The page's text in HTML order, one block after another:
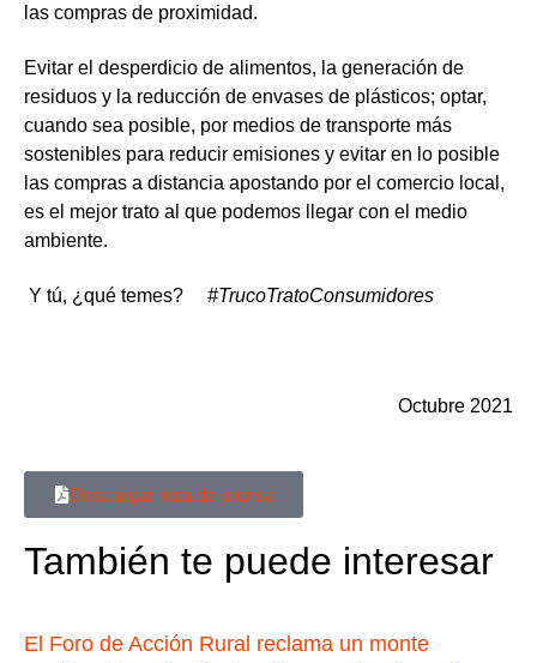
las compras de proximidad.
Evitar el desperdicio de alimentos, la generación de
residuos y la reducción de envases de plásticos; optar,
cuando sea posible, por medios de transporte más
sostenibles para reducir emisiones y evitar en lo posible
las compras a distancia apostando por el comercio local,
es el mejor trato al que podemos llegar con el medio
ambiente.
Y tú, ¿qué temes? #TrucoTratoConsumidores
Octubre 2021
Descargar nota de prensa
También te puede interesar
El Foro de Acción Rural reclama un monte